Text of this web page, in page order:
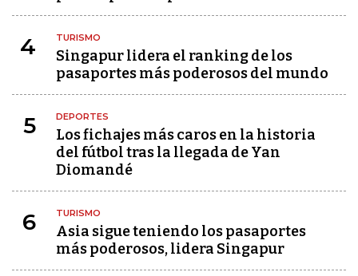
4 TURISMO
Singapur lidera el ranking de los
pasaportes más poderosos del mundo
5 DEPORTES
Los fichajes más caros en la historia
del fútbol tras la llegada de Yan
Diomandé
6 TURISMO
Asia sigue teniendo los pasaportes
más poderosos, lidera Singapur